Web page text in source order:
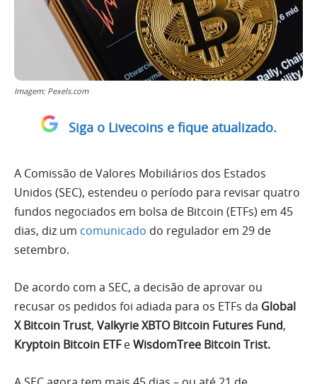
Imagem: Pexels.com
Siga o Livecoins e fique atualizado.
A Comissão de Valores Mobiliários dos Estados
Unidos (SEC), estendeu o período para revisar quatro
fundos negociados em bolsa de Bitcoin (ETFs) em 45
dias, diz um comunicado do regulador em 29 de
setembro.
De acordo com a SEC, a decisão de aprovar ou
recusar os pedidos foi adiada para os ETFs da Global
X Bitcoin Trust, Valkyrie XBTO Bitcoin Futures Fund,
Kryptoin Bitcoin ETFeWisdomTree Bitcoin Trist.